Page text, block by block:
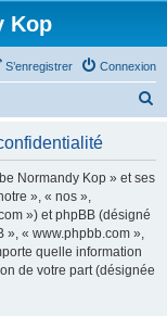
Kop
Connexion
S’enregistrer
Normandy Kop » et ses
», « nos »,
») et phpBB (désigné
», « www.phpbb.com »,
quelle information
de votre part (désignée